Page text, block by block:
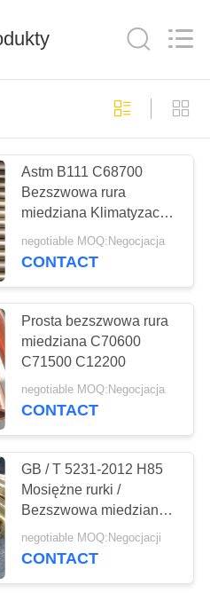
Astm B111 C68700
Bezszwowa rura
miedziana Klimatyzacja
Chłodnictwo
negotiable MOQ:Negocjacja
CONTACT
Prosta bezszwowa rura
miedziana C70600
C71500 C12200
negotiable MOQ:Negocjacja
CONTACT
GB / T 5231-2012 H85
Mosiężne rurki /
Bezszwowa miedziana
rurka do skraplacza o
średnicy zewnętrznej
negotiable MOQ:Negocjacji
CONTACT